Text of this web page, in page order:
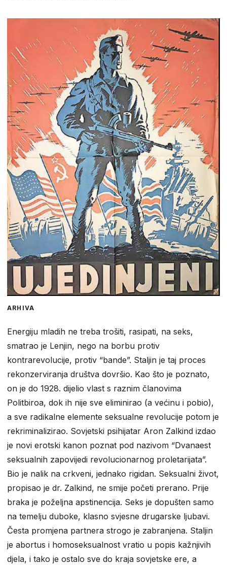
ARHIVA
Energiju mladih ne treba trošiti, rasipati, na seks,
smatrao je Lenjin, nego na borbu protiv
kontrarevolucije, protiv “bande”. Staljin je taj proces
rekonzerviranja društva dovršio. Kao što je poznato,
on je do 1928. dijelio vlast s raznim članovima
Politbiroa, dok ih nije sve eliminirao (a većinu i pobio),
a sve radikalne elemente seksualne revolucije potom je
rekriminalizirao. Sovjetski psihijatar Aron Zalkind izdao
je novi erotski kanon poznat pod nazivom “Dvanaest
seksualnih zapovijedi revolucionarnog proletarijata”.
Bio je nalik na crkveni, jednako rigidan. Seksualni život,
propisao je dr. Zalkind, ne smije početi prerano. Prije
braka je poželjna apstinencija. Seks je dopušten samo
na temelju duboke, klasno svjesne drugarske ljubavi.
Česta promjena partnera strogo je zabranjena. Staljin
je abortus i homoseksualnost vratio u popis kažnjivih
djela, i tako je ostalo sve do kraja sovjetske ere, a